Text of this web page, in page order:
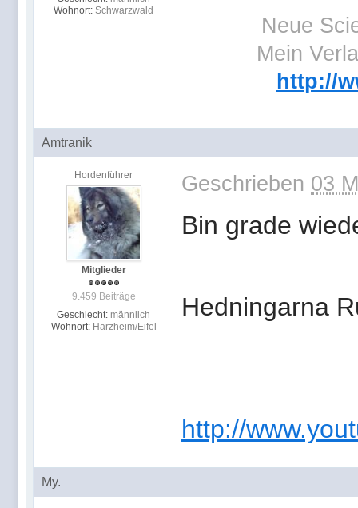
Wohnort: Schwarzwald
Neue
Mein
http://
Amtranik
Hordenführer
Mitglieder
9.459 Beiträge
Geschlecht: männlich
Wohnort: Harzheim/Eifel
Geschrieben 03
Bin grade
Hedningarna
http://
My.